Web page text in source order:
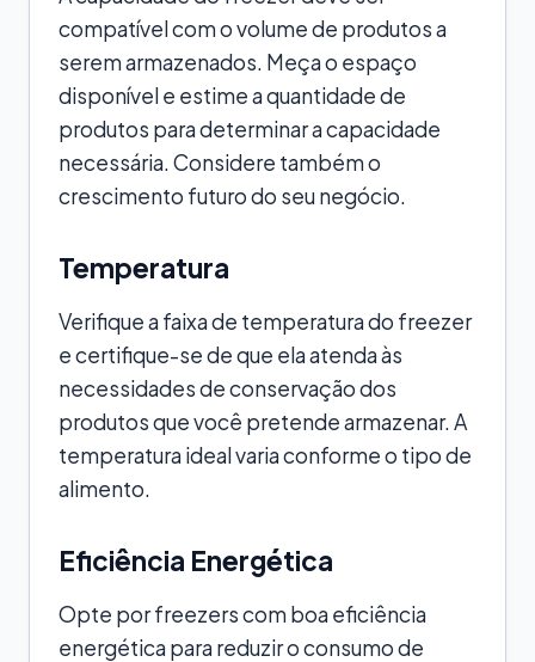
compatível com o volume de produtos a
serem armazenados. Meça o espaço
disponível e estime a quantidade de
produtos para determinar a capacidade
necessária. Considere também o
crescimento futuro do seu negócio.
Temperatura
Verifique a faixa de temperatura do freezer
e certifique-se de que ela atenda às
necessidades de conservação dos
produtos que você pretende armazenar. A
temperatura ideal varia conforme o tipo de
alimento.
Eficiência Energética
Opte por freezers com boa eficiência
energética para reduzir o consumo de